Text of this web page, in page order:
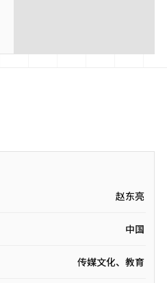
赵东亮
中国
传媒文化、教育